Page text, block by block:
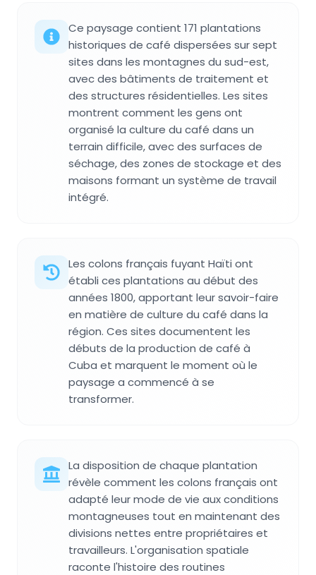
Ce paysage contient 171 plantations
historiques de café dispersées sur sept
sites dans les montagnes du sud-est,
avec des bâtiments de traitement et
des structures résidentielles. Les sites
montrent comment les gens ont
organisé la culture du café dans un
terrain difficile, avec des surfaces de
séchage, des zones de stockage et des
maisons formant un système de travail
intégré.
Les colons français fuyant Haïti ont
établi ces plantations au début des
années 1800, apportant leur savoir-faire
en matière de culture du café dans la
région. Ces sites documentent les
débuts de la production de café à
Cuba et marquent le moment où le
paysage a commencé à se
transformer.
La disposition de chaque plantation
révèle comment les colons français ont
adapté leur mode de vie aux conditions
montagneuses tout en maintenant des
divisions nettes entre propriétaires et
travailleurs. L'organisation spatiale
raconte l'histoire des routines